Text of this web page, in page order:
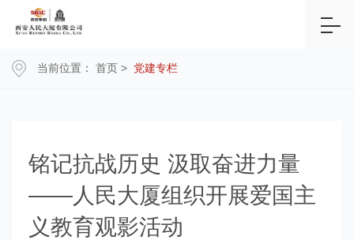
当前位置： 首页 > 党建专栏
铭记抗战历史 汲取奋进力量
——人民大厦组织开展爱国主
义教育观影活动